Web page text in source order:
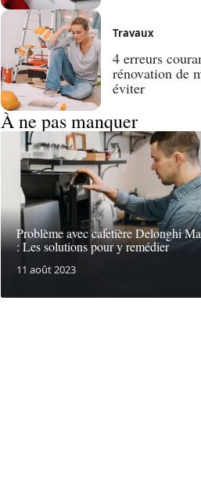
Travaux
4 erreurs
rénovation de
éviter
À ne pas manquer
Problème avec cafetière Delonghi
: Les solutions pour y remédier
11 août 2023